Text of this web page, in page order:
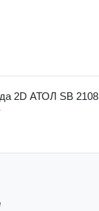
2D АТОЛ SB 2108